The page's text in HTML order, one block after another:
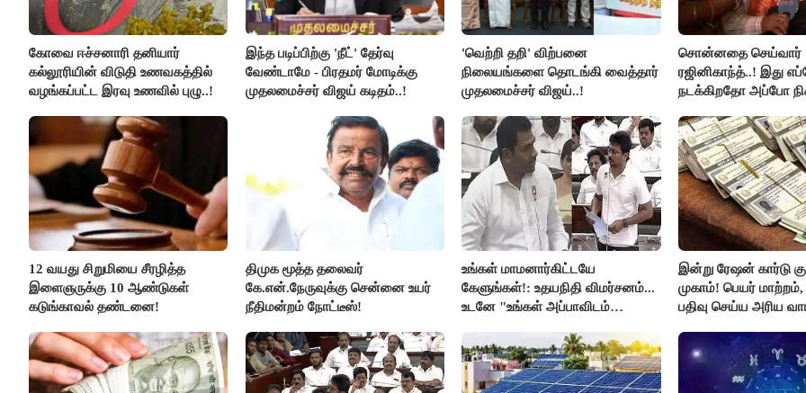
கோவை ஈச்சனாரி தனியார்
கல்லூரியின் விடுதி உணவகத்தில்
வழங்கப்பட்ட இரவு உணவில் புழு..!
இந்த படிப்பிற்கு 'நீட்' தேர்வு
வேண்டாமே - பிரதமர் மோடிக்கு
முதலமைச்சர் விஜய் கடிதம்..!
'வெற்றி தறி' விற்பனை
நிலையங்களை தொடங்கி வைத்தார்
முதலமைச்சர் விஜய்..!
சொன்னதை செய்வார்
ரஜினிகாந்த்..! இது
நடக்கிறதோ அப்போ
ரஜினிகாந்த்..!
12 வயது சிறுமியை சீரழித்த
இளைஞருக்கு 10 ஆண்டுகள்
கடுங்காவல் தண்டனை!
திமுக மூத்த தலைவர்
கே.என்.நேருவுக்கு சென்னை உயர்
நீதிமன்றம் நோட்டீஸ்!
உங்கள் மாமனார்கிட்டயே
கேளுங்கள்!: உதயநிதி விமர்சனம்...
உடனே "உங்கள் அப்பாவிடம்
பதிலடி!
இன்று ரேஷன் கார்டு
முகாம்! பெயர்
பதிவு செய்ய அரிய